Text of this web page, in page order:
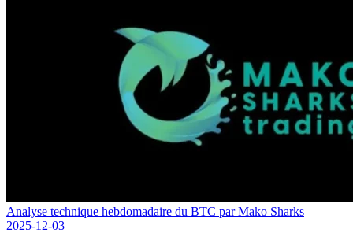
Analyse technique hebdomadaire du BTC par Mako Sharks
2025-12-03